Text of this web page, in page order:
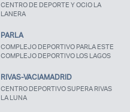
CENTRO DE DEPORTE Y OCIO LA
LANERA
PARLA
COMPLEJO DEPORTIVO PARLA ESTE
COMPLEJO DEPORTIVO LOS LAGOS
RIVAS-VACIAMADRID
CENTRO DEPORTIVO SUPERA RIVAS
LA LUNA